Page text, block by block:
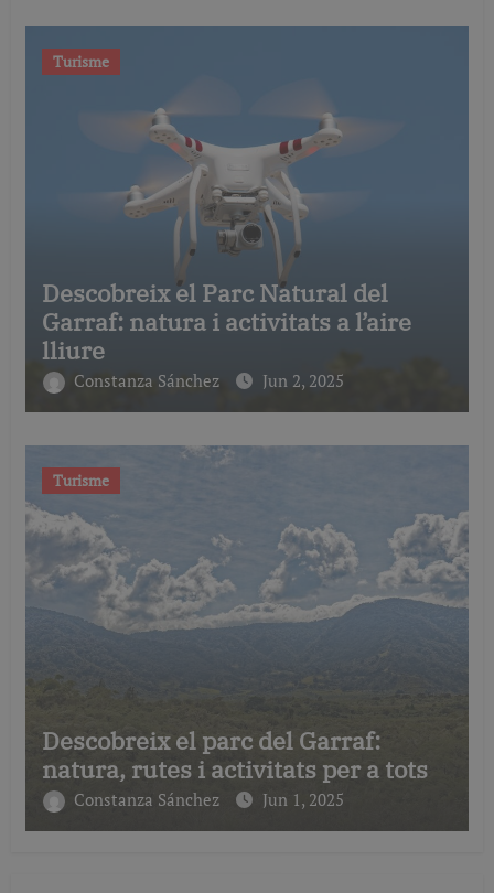
Turisme
Descobreix el Parc Natural del
Garraf: natura i activitats a l’aire
lliure
Constanza Sánchez Jun 2, 2025
Turisme
Descobreix el parc del Garraf:
natura, rutes i activitats per a tots
Constanza Sánchez Jun 1, 2025